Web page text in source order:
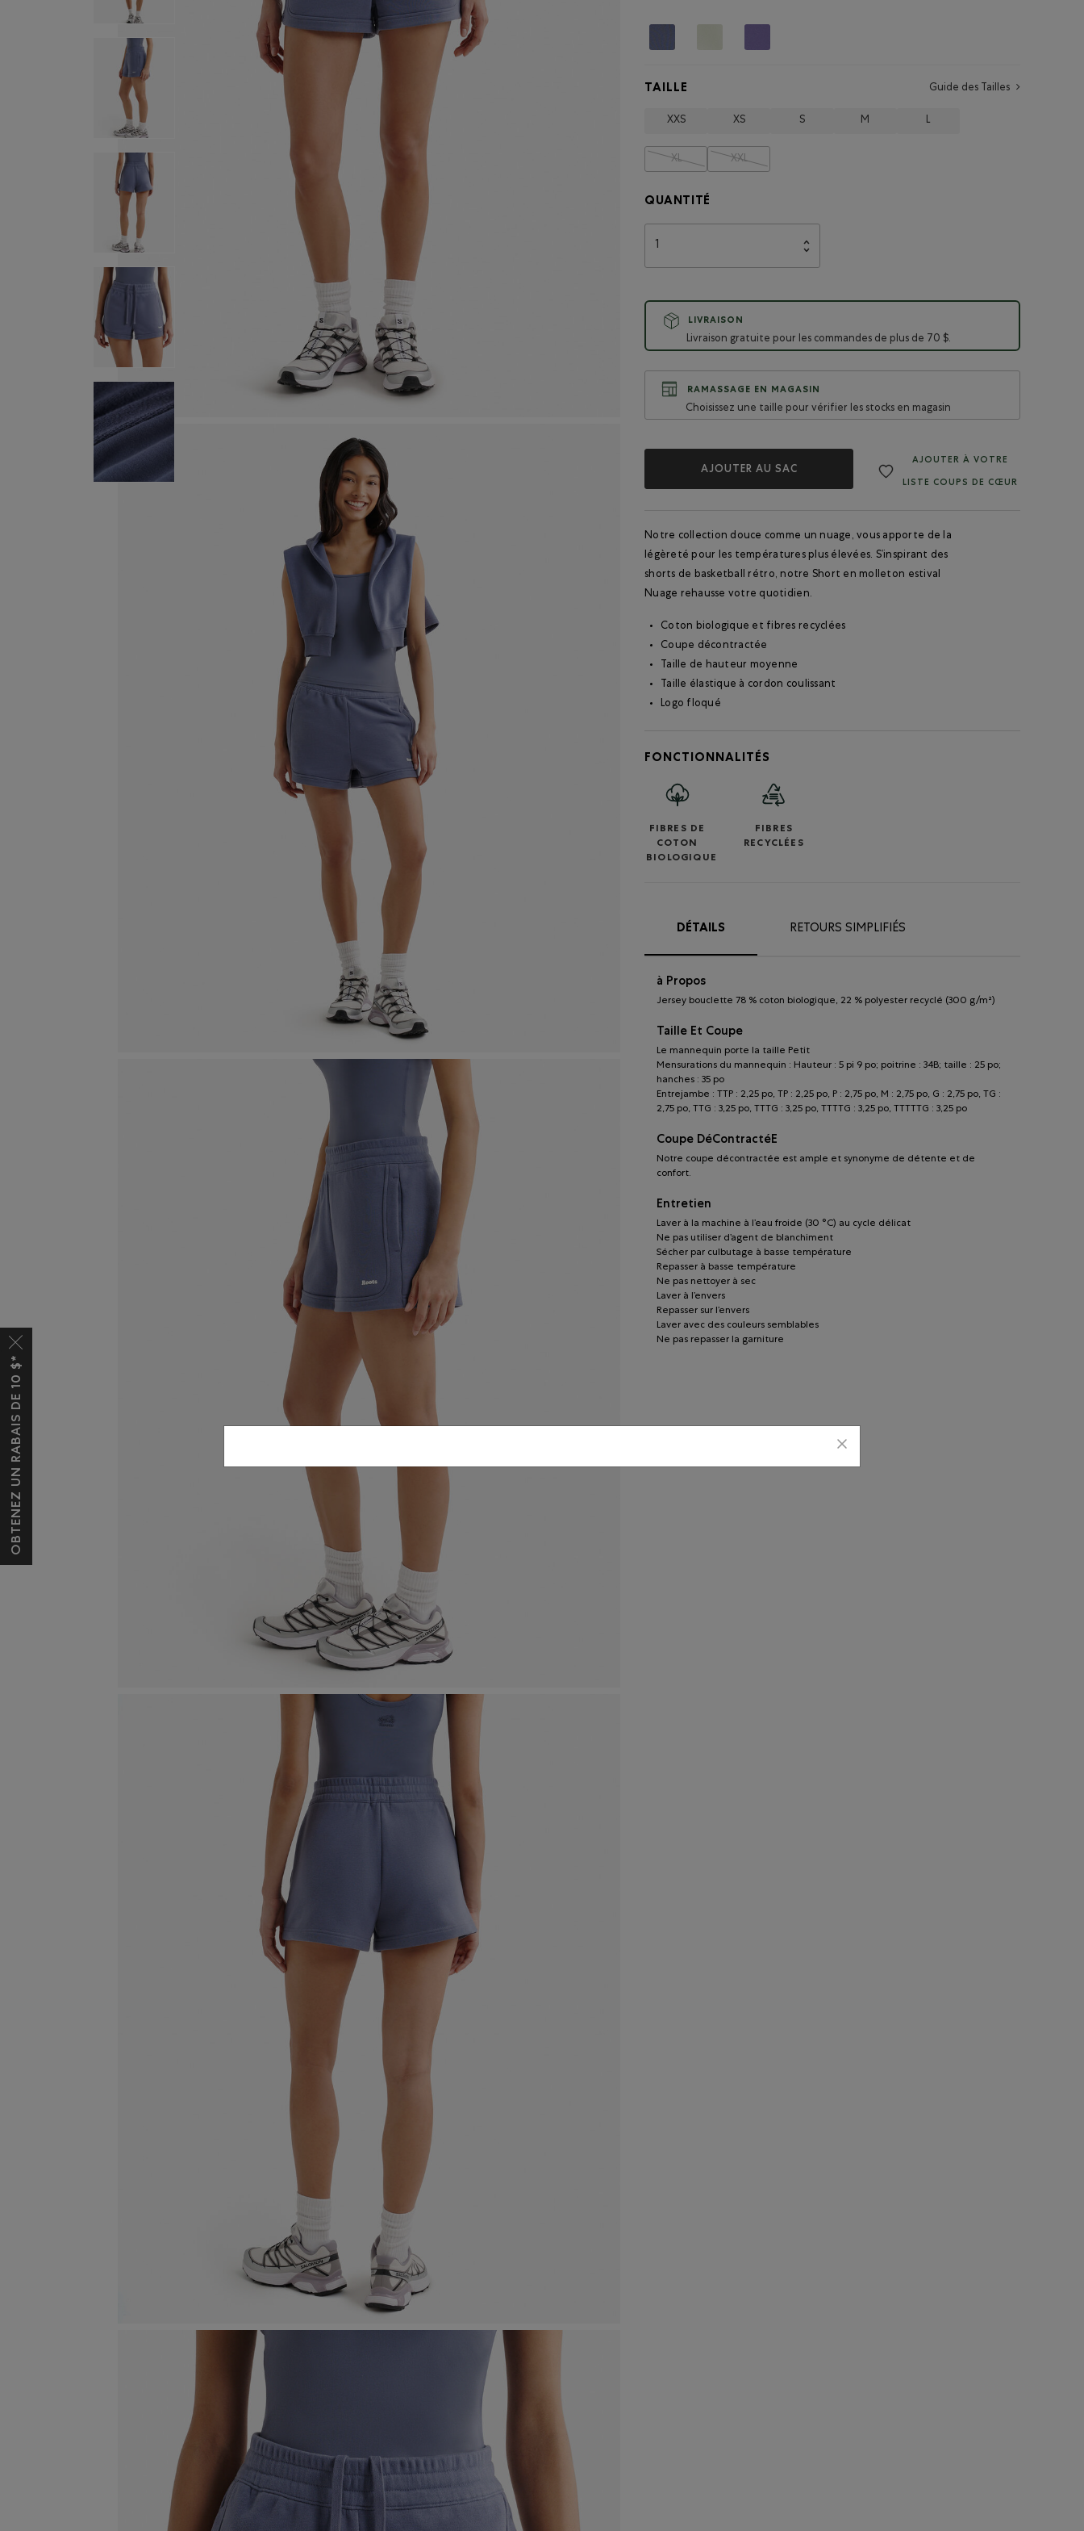
TAILLE Guide des Tailles
XXS XS S M L
XL XXL
QUANTITÉ
LIVRAISON
Livraison gratuite pour les commandes de plus de 70 $.
RAMASSAGE EN MAGASIN
Choisissez une taille pour vérifier les stocks en magasin
AJOUTER AU SAC
AJOUTER À VOTRE
LISTE COUPS DE CŒUR
Notre collection douce comme un nuage, vous apporte de la
légèreté pour les températures plus élevées. S’inspirant des
shorts de basketball rétro, notre Short en molleton estival
Nuage rehausse votre quotidien.
Coton biologique et fibres recyclées
Coupe décontractée
Taille de hauteur moyenne
Taille élastique à cordon coulissant
Logo floqué
FONCTIONNALITÉS
FIBRES DE
COTON
BIOLOGIQUE
FIBRES
RECYCLÉES
DÉTAILS RETOURS SIMPLIFIÉS
à Propos
Jersey bouclette 78 % coton biologique, 22 % polyester recyclé (300 g/m²)
Taille Et Coupe
Le mannequin porte la taille Petit
Mensurations du mannequin : Hauteur : 5 pi 9 po; poitrine : 34B; taille : 25 po;
hanches : 35 po
Entrejambe : TTP : 2,25 po, TP : 2,25 po, P : 2,75 po, M : 2,75 po, G : 2,75 po, TG :
2,75 po, TTG : 3,25 po, TTTG : 3,25 po, TTTTG : 3,25 po, TTTTTG : 3,25 po
Coupe DéContractéE
Notre coupe décontractée est ample et synonyme de détente et de
confort.
Entretien
Laver à la machine à l’eau froide (30 °C) au cycle délicat
Ne pas utiliser d’agent de blanchiment
Sécher par culbutage à basse température
Repasser à basse température
Ne pas nettoyer à sec
Laver à l’envers
Repasser sur l’envers
Laver avec des couleurs semblables
Ne pas repasser la garniture
OBTENEZ UN RABAIS DE 10 $*